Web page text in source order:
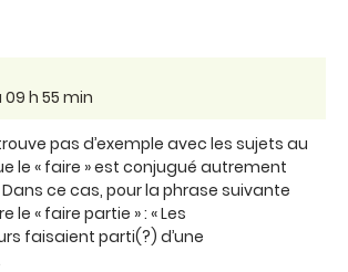
09 h 55 min
pas d’exemple avec les sujets au
le « faire » est conjugué autrement
Dans ce cas, pour la phrase suivante
le « faire partie » : « Les
faisaient parti(?) d’une